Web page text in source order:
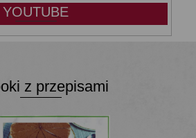
YOUTUBE
z przepisami